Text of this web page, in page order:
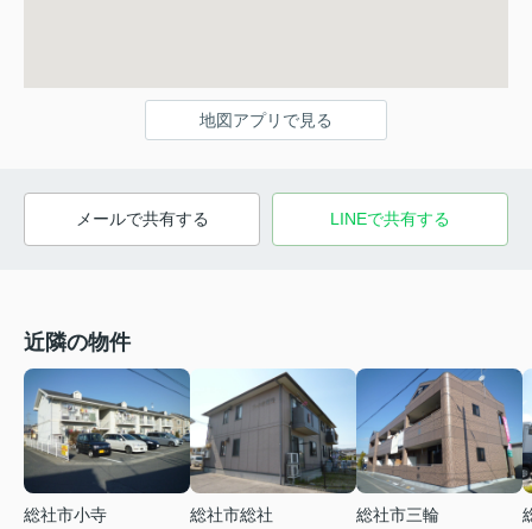
地図アプリで見る
メールで共有する LINEで共有する
近隣の物件
総社市小寺
総社市総社
総社市三輪